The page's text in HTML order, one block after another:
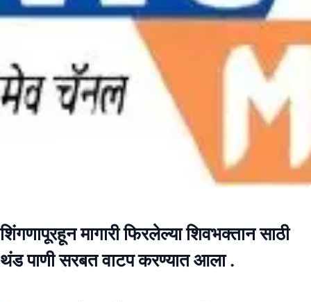
शिंगणापूरहून मागारी फिरलेल्या शिवभक्तान साठी
थंड पाणी सरबत वाटप करण्यात आला .